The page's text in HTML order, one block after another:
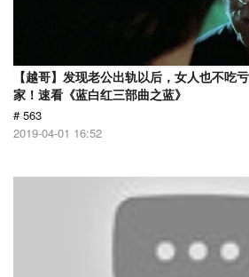
【越哥】发现老公出轨以后，女人也不吃
家！速看《蓝白红三部曲之蓝》
# 563
2019-04-01 16:52